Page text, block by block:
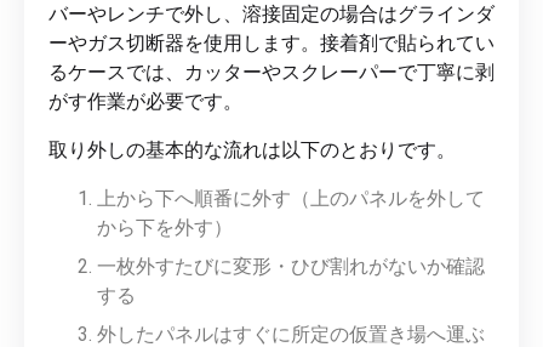
バーやレンチで外し、溶接固定の場合はグラインダ
ーやガス切断器を使用します。接着剤で貼られてい
るケースでは、カッターやスクレーパーで丁寧に剥
がす作業が必要です。
取り外しの基本的な流れは以下のとおりです。
上から下へ順番に外す（上のパネルを外して
から下を外す）
一枚外すたびに変形・ひび割れがないか確認
する
外したパネルはすぐに所定の仮置き場へ運ぶ